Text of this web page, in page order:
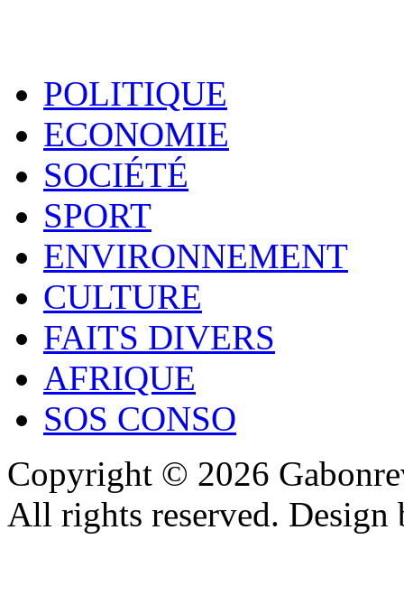
POLITIQUE
ECONOMIE
SOCIÉTÉ
SPORT
ENVIRONNEMENT
CULTURE
FAITS DIVERS
AFRIQUE
SOS CONSO
Copyright © 2026
All rights reserved.